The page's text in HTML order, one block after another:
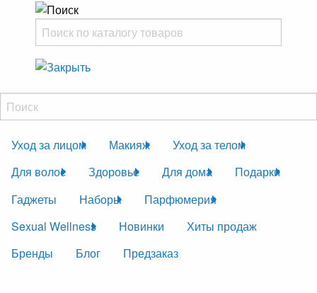
Уход за лицом Макияж
Уход за телом
Для волос
Здоровье Для дома
Подарки
Гаджеты
Наборы
Парфюмерия
Sexual Wellness
Новинки
Хиты продаж
Бренды
Блог Предзаказ